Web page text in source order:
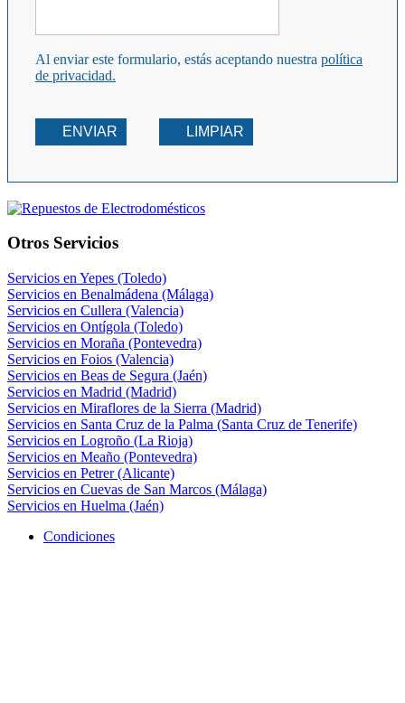
Al enviar este formulario, estás aceptando nuestra política
de privacidad.
ENVIAR LIMPIAR
Otros Servicios
Servicios en Yepes (Toledo)
Servicios en Benalmádena (Málaga)
Servicios en Cullera (Valencia)
Servicios en Ontígola (Toledo)
Servicios en Moraña (Pontevedra)
Servicios en Foios (Valencia)
Servicios en Beas de Segura (Jaén)
Servicios en Madrid (Madrid)
Servicios en Miraflores de la Sierra (Madrid)
Servicios en Santa Cruz de la Palma (Santa Cruz de Tenerife)
Servicios en Logroño (La Rioja)
Servicios en Meaño (Pontevedra)
Servicios en Petrer (Alicante)
Servicios en Cuevas de San Marcos (Málaga)
Servicios en Huelma (Jaén)
Condiciones